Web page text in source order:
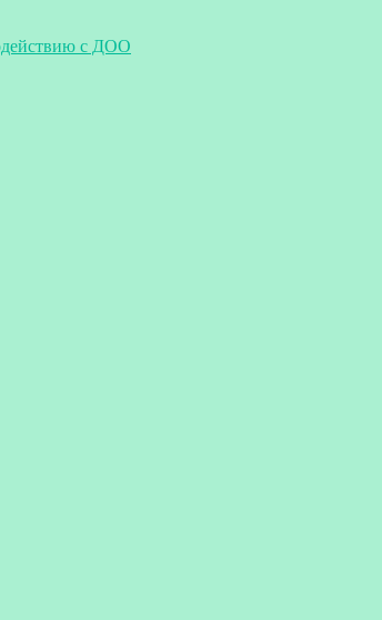
с ДОО